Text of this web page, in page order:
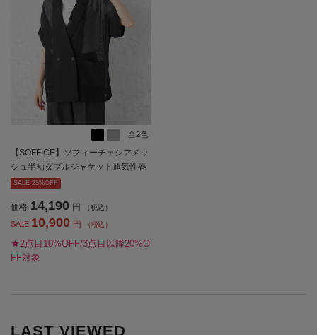
全2色
【SOFFICE】ソフィーチェシアメッ
シュ半袖ダブルジャケット通気性春
夏SALE 23%OFF
価格 14,190 円 （税込）
SALE 10,900 円 （税込）
★2点目10%OFF/3点目以降20%O
FF対象
LAST VIEWED